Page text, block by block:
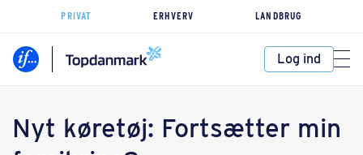
PRIVAT ERHVERV LANDBRUG
Log ind
Nyt køretøj: Fortsætter min